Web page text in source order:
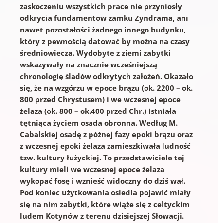
zaskoczeniu wszystkich prace nie przyniosły
odkrycia fundamentów zamku Zyndrama, ani
nawet pozostałości żadnego innego budynku,
który z pewnością datować by można na czasy
średniowiecza. Wydobyte z ziemi zabytki
wskazywały na znacznie wcześniejszą
chronologię śladów odkrytych założeń. Okazało
się, że na wzgórzu w epoce brązu (ok. 2200 – ok.
800 przed Chrystusem) i we wczesnej epoce
żelaza (ok. 800 – ok.400 przed Chr.) istniała
tętniąca życiem osada obronna. Według M.
Cabalskiej osadę z późnej fazy epoki brązu oraz
z wczesnej epoki żelaza zamieszkiwała ludność
tzw. kultury łużyckiej. To przedstawiciele tej
kultury mieli we wczesnej epoce żelaza
wykopać fosę i wznieść widoczny do dziś wał.
Pod koniec użytkowania osiedla pojawić miały
się na nim zabytki, które wiąże się z celtyckim
ludem Kotynów z terenu dzisiejszej Słowacji.